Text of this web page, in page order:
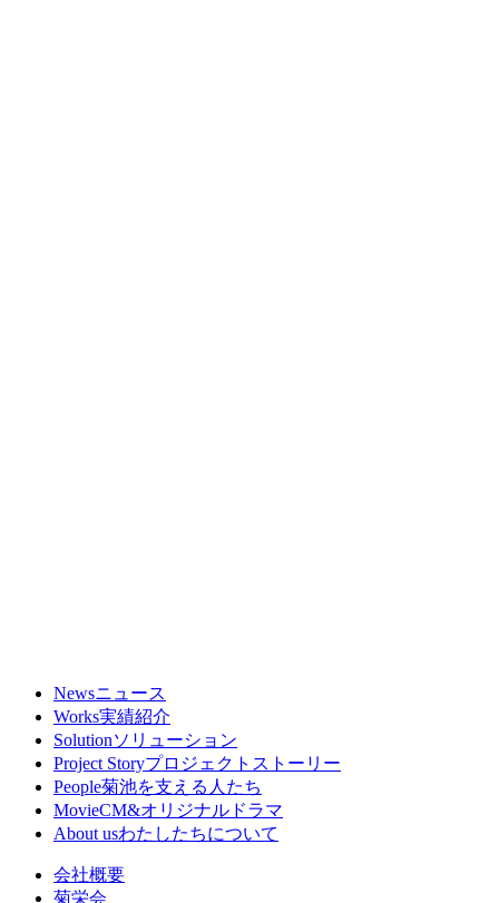
Newsニュース
Works実績紹介
Solutionソリューション
Project Storyプロジェクトストーリー
People菊池を支える人たち
MovieCM&オリジナルドラマ
About usわたしたちについて
会社概要
菊栄会